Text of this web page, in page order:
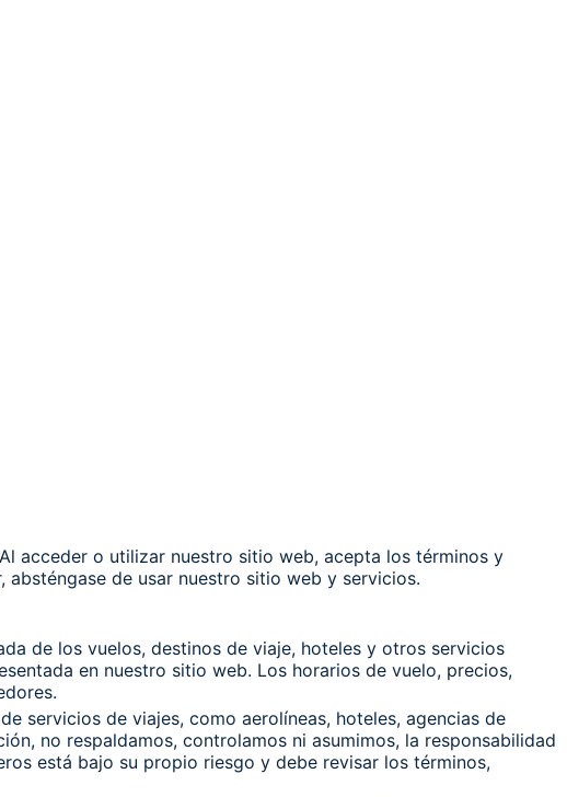
acceder o utilizar nuestro sitio web, acepta los términos y
de usar nuestro sitio web y servicios.
de los vuelos, destinos de viaje, hoteles y otros servicios
en nuestro sitio web. Los horarios de vuelo, precios,
servicios de viajes, como aerolíneas, hoteles, agencias de
no respaldamos, controlamos ni asumimos, la responsabilidad
está bajo su propio riesgo y debe revisar los términos,